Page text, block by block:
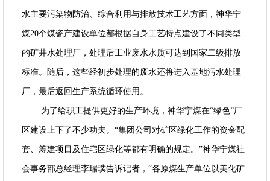
水主要污染物防治、综合利用与排放技术工艺方面，神华宁
煤20个煤瓷产建设单位都根据自身工艺特点建设了不同类型
的矿井水处理厂，处理后工业废水水质可达到国家二级排放
标准。随后，这些经初步处理的废水还将进入基地污水处理
厂，最后返回生产系统循环使用。
为了给职工提供更好的生产环境，神华宁煤在“绿色”厂
区建设上下了不少功夫。“集团公司对矿区绿化工作的资金配
套、筹建项目及住宅区绿化等都有明确的规定。”神华宁煤社
会事务部总经理李瑞璞告诉记者，“各原煤生产单位以美化矿